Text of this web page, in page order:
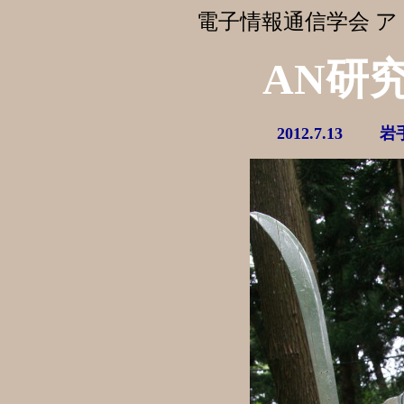
電子情報通信学会
AN研
2012.7.13 岩手